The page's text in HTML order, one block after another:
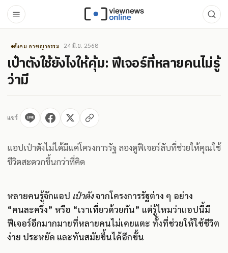
สังคม-อาชญากรรม 24 มิ.ย. 2568
เป๋าตังใช้ยังไงให้คุ้ม: ฟีเจอร์ที่หลายคนไม่รู้
ว่ามี
แชร์
แอปเป๋าตังไม่ได้มีแค่โครงการรัฐ ลองดูฟีเจอร์ลับที่ช่วยให้คุณใช้
ชีวิตสะดวกขึ้นกว่าที่คิด
หลายคนรู้จักแอป เป๋าตังจากโครงการรัฐต่าง ๆ อย่าง
“คนละครึ่ง” หรือ “เราเที่ยวด้วยกัน” แต่รู้ไหมว่าแอปนี้มี
ฟีเจอร์อีกมากมายที่หลายคนไม่เคยแตะ ทั้งที่ช่วยให้ใช้ชีวิต
ง่าย ประหยัด และทันสมัยขึ้นได้อีกขั้น